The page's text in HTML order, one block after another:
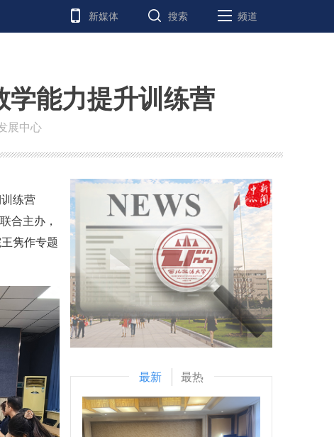
新媒体 搜索 频道
能力提升训练营
展中心
练营
合主办，
隽作专题
最新 最热